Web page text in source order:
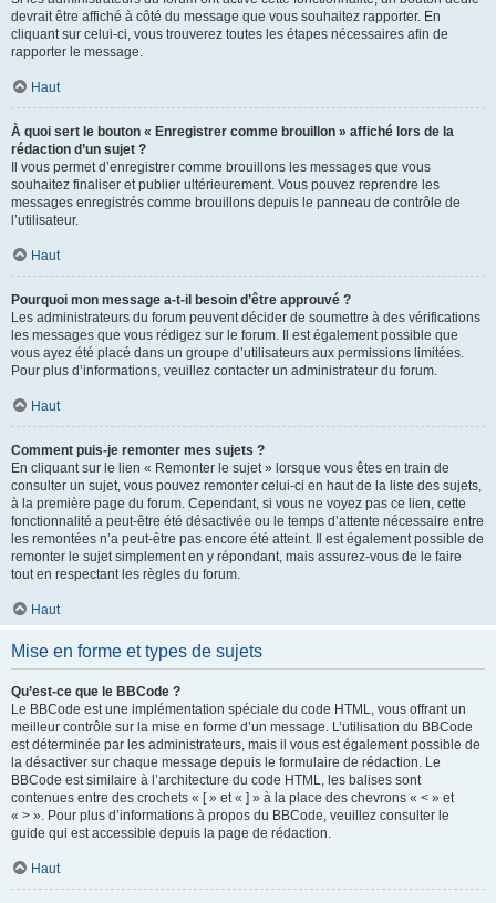
devrait être affiché à côté du message que vous souhaitez rapporter. En
cliquant sur celui-ci, vous trouverez toutes les étapes nécessaires afin de
rapporter le message.
Haut
À quoi sert le bouton « Enregistrer comme brouillon » affiché lors de la
rédaction d’un sujet ?
Il vous permet d’enregistrer comme brouillons les messages que vous
souhaitez finaliser et publier ultérieurement. Vous pouvez reprendre les
messages enregistrés comme brouillons depuis le panneau de contrôle de
l’utilisateur.
Haut
Pourquoi mon message a-t-il besoin d’être approuvé ?
Les administrateurs du forum peuvent décider de soumettre à des vérifications
les messages que vous rédigez sur le forum. Il est également possible que
vous ayez été placé dans un groupe d’utilisateurs aux permissions limitées.
Pour plus d’informations, veuillez contacter un administrateur du forum.
Haut
Comment puis-je remonter mes sujets ?
En cliquant sur le lien « Remonter le sujet » lorsque vous êtes en train de
consulter un sujet, vous pouvez remonter celui-ci en haut de la liste des sujets,
à la première page du forum. Cependant, si vous ne voyez pas ce lien, cette
fonctionnalité a peut-être été désactivée ou le temps d’attente nécessaire entre
les remontées n’a peut-être pas encore été atteint. Il est également possible de
remonter le sujet simplement en y répondant, mais assurez-vous de le faire
tout en respectant les règles du forum.
Haut
Mise en forme et types de sujets
Qu’est-ce que le BBCode ?
Le BBCode est une implémentation spéciale du code HTML, vous offrant un
meilleur contrôle sur la mise en forme d’un message. L’utilisation du BBCode
est déterminée par les administrateurs, mais il vous est également possible de
la désactiver sur chaque message depuis le formulaire de rédaction. Le
BBCode est similaire à l’architecture du code HTML, les balises sont
contenues entre des crochets « [ » et « ] » à la place des chevrons « < » et
« > ». Pour plus d’informations à propos du BBCode, veuillez consulter le
guide qui est accessible depuis la page de rédaction.
Haut